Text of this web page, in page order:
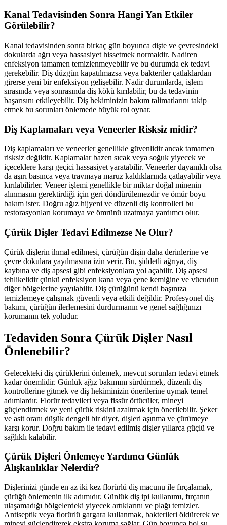
Kanal Tedavisinden Sonra Hangi Yan Etkiler
Görülebilir?
Kanal tedavisinden sonra birkaç gün boyunca dişte ve çevresindeki
dokularda ağrı veya hassasiyet hissetmek normaldir. Nadiren
enfeksiyon tamamen temizlenmeyebilir ve bu durumda ek tedavi
gerekebilir. Diş düzgün kapatılmazsa veya bakteriler çatlaklardan
girerse yeni bir enfeksiyon gelişebilir. Nadir durumlarda, işlem
sırasında veya sonrasında diş kökü kırılabilir, bu da tedavinin
başarısını etkileyebilir. Diş hekiminizin bakım talimatlarını takip
etmek bu sorunları önlemede büyük rol oynar.
Diş Kaplamaları veya Veneerler Risksiz midir?
Diş kaplamaları ve veneerler genellikle güvenlidir ancak tamamen
risksiz değildir. Kaplamalar bazen sıcak veya soğuk yiyecek ve
içeceklere karşı geçici hassasiyet yaratabilir. Veneerler dayanıklı olsa
da aşırı basınca veya travmaya maruz kaldıklarında çatlayabilir veya
kırılabilirler. Veneer işlemi genellikle bir miktar doğal minenin
alınmasını gerektirdiği için geri döndürülemezdir ve ömür boyu
bakım ister. Doğru ağız hijyeni ve düzenli diş kontrolleri bu
restorasyonları korumaya ve ömrünü uzatmaya yardımcı olur.
Çürük Dişler Tedavi Edilmezse Ne Olur?
Çürük dişlerin ihmal edilmesi, çürüğün dişin daha derinlerine ve
çevre dokulara yayılmasına izin verir. Bu, şiddetli ağrıya, diş
kaybına ve diş apsesi gibi enfeksiyonlara yol açabilir. Diş apsesi
tehlikelidir çünkü enfeksiyon kana veya çene kemiğine ve vücudun
diğer bölgelerine yayılabilir. Diş çürüğünü kendi başınıza
temizlemeye çalışmak güvenli veya etkili değildir. Profesyonel diş
bakımı, çürüğün ilerlemesini durdurmanın ve genel sağlığınızı
korumanın tek yoludur.
Tedaviden Sonra Çürük Dişler Nasıl
Önlenebilir?
Gelecekteki diş çürüklerini önlemek, mevcut sorunları tedavi etmek
kadar önemlidir. Günlük ağız bakımını sürdürmek, düzenli diş
kontrollerine gitmek ve diş hekiminizin önerilerine uymak temel
adımlardır. Florür tedavileri veya fissür örtücüler, mineyi
güçlendirmek ve yeni çürük riskini azaltmak için önerilebilir. Şeker
ve asit oranı düşük dengeli bir diyet, dişleri aşınma ve çürümeye
karşı korur. Doğru bakım ile tedavi edilmiş dişler yıllarca güçlü ve
sağlıklı kalabilir.
Çürük Dişleri Önlemeye Yardımcı Günlük
Alışkanlıklar Nelerdir?
Dişlerinizi günde en az iki kez florürlü diş macunu ile fırçalamak,
çürüğü önlemenin ilk adımıdır. Günlük diş ipi kullanımı, fırçanın
ulaşamadığı bölgelerdeki yiyecek artıklarını ve plağı temizler.
Antiseptik veya florürlü gargara kullanmak, bakterileri öldürerek ve